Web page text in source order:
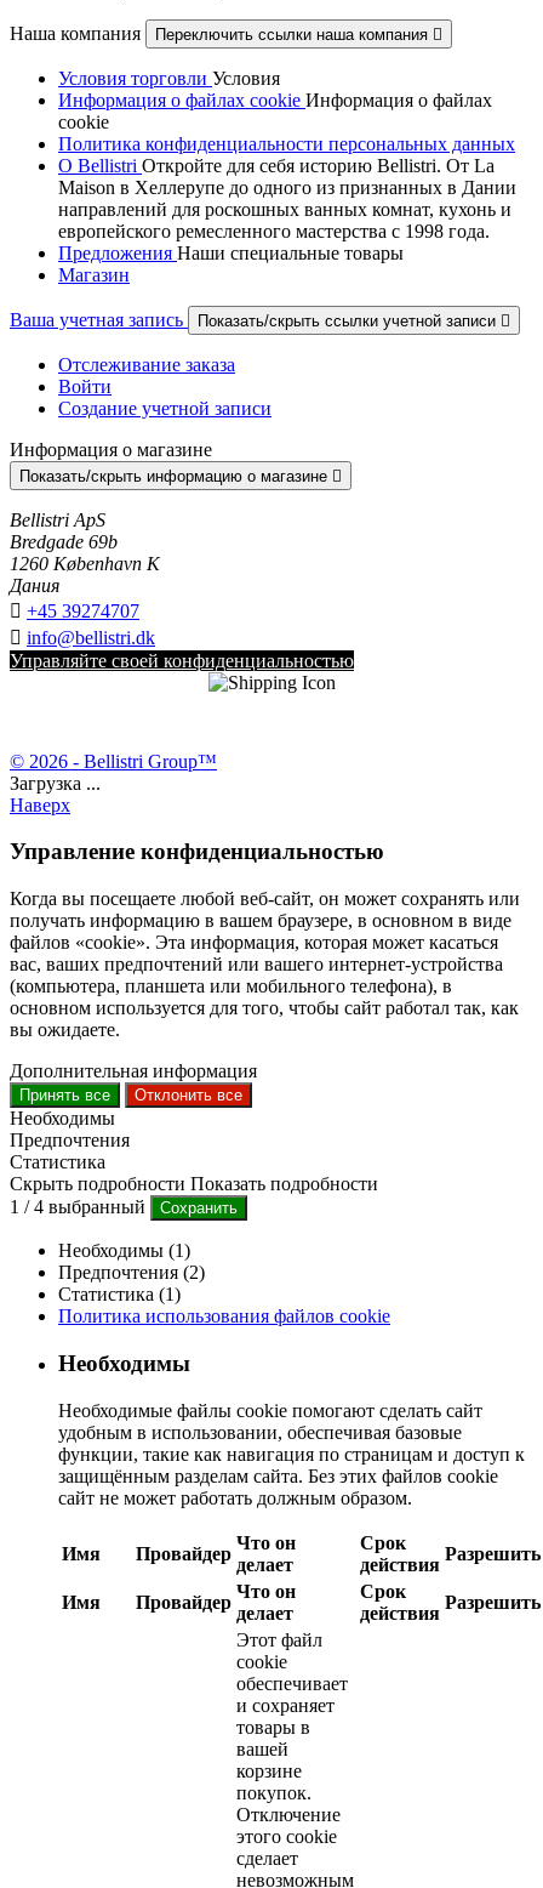
Наша компания Переключить ссылки наша компания 
Условия торговли Условия
Информация о файлах cookie Информация о файлах
cookie
Политика конфиденциальности персональных данных
О Bellistri Откройте для себя историю Bellistri. От La
Maison в Хеллерупе до одного из признанных в Дании
направлений для роскошных ванных комнат, кухонь и
европейского ремесленного мастерства с 1998 года.
Предложения Наши специальные товары
Магазин
Ваша учетная запись Показать/скрыть ссылки учетной записи 
Отслеживание заказа
Войти
Создание учетной записи
Информация о магазине
Показать/скрыть информацию о магазине 
Bellistri ApS
Bredgade 69b
1260 København K
Дания
 +45 39274707
 info@bellistri.dk
Управляйте своей конфиденциальностью
© 2026 - Bellistri Group™
Загрузка ...
Наверх
Управление конфиденциальностью
Когда вы посещаете любой веб-сайт, он может сохранять или
получать информацию в вашем браузере, в основном в виде
файлов «cookie». Эта информация, которая может касаться
вас, ваших предпочтений или вашего интернет-устройства
(компьютера, планшета или мобильного телефона), в
основном используется для того, чтобы сайт работал так, как
вы ожидаете.
Дополнительная информация
Принять все Отклонить все
Необходимы
Предпочтения
Статистика
Скрыть подробности Показать подробности
1 /4 выбранный Сохранить
Необходимы (1)
Предпочтения (2)
Статистика (1)
Политика использования файлов cookie
Необходимы
Необходимые файлы cookie помогают сделать сайт
удобным в использовании, обеспечивая базовые
функции, такие как навигация по страницам и доступ к
защищённым разделам сайта. Без этих файлов cookie
сайт не может работать должным образом.
Имя Провайдер
Что он
делает
Срок
действия
Разрешить
Имя Провайдер
Что он
делает
Срок
действия
Разрешить
Этот файл
cookie
обеспечивает
и сохраняет
товары в
вашей
корзине
покупок.
Отключение
этого cookie
сделает
невозможным